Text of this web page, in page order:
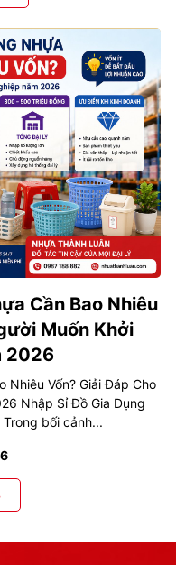
Cần Bao Nhiêu
Muốn Khởi
2026
Nhiêu Vốn? Giải Đáp Cho
Nhập Sỉ Đồ Gia Dụng
Trong bối cảnh...